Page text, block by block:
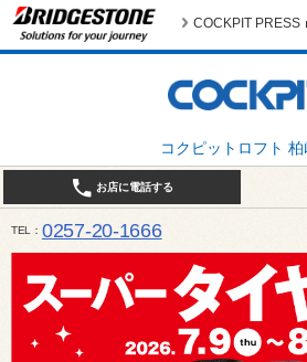
コクピットロフト
COCKPIT PRESS
お店に電話する
TEL 0257-20-1666
平日・土・祝 10:00〜19:00 日曜日（春・秋除く）
は